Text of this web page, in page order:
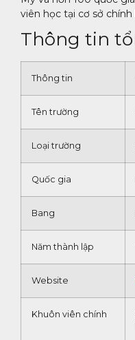
viên học tại cơ sở
Thông tin
Thông tin
Tên trường
Loại trường
Quốc gia
Bang
Năm thành lập
Website
Khuôn viên chính